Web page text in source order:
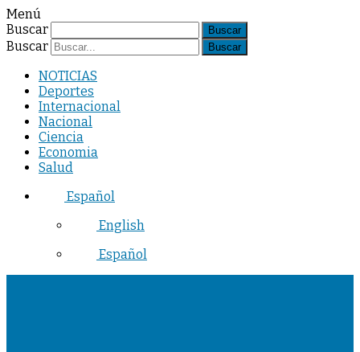
Menú
Buscar
Buscar
NOTICIAS
Deportes
Internacional
Nacional
Ciencia
Economia
Salud
Español
English
Español